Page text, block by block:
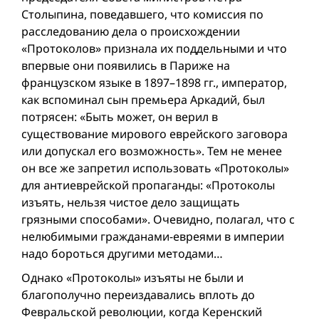
Столыпина, поведавшего, что комиссия по
расследованию дела о происхождении
«Протоколов» признала их поддельными и что
впервые они появились в Париже на
французском языке в 1897–1898 гг., император,
как вспоминал сын премьера Аркадий, был
потрясен: «Быть может, он верил в
существование мирового еврейского заговора
или допускал его возможность». Тем не менее
он все же запретил использовать «Протоколы»
для антиеврейской пропаганды: «Протоколы
изъять, нельзя чистое дело защищать
грязными способами». Очевидно, полагал, что с
нелюбимыми гражданами-евреями в империи
надо бороться другими методами…
Однако «Протоколы» изъяты не были и
благополучно переиздавались вплоть до
Февральской революции, когда Керенский